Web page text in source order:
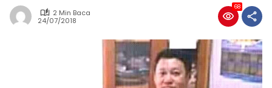
2 Min Baca
24/07/2018
68